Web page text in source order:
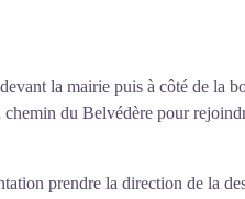
la mairie puis à côté de la
du Belvédère pour
prendre la direction de la